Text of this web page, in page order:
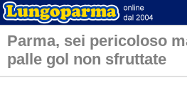
Parma, sei pericoloso
palle gol non sfruttate